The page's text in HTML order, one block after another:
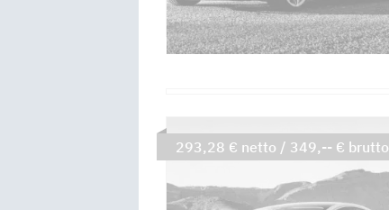
293,28 € netto / 349,-- € brutto